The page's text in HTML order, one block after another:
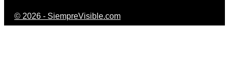
© 2026 - SiempreVisible.com